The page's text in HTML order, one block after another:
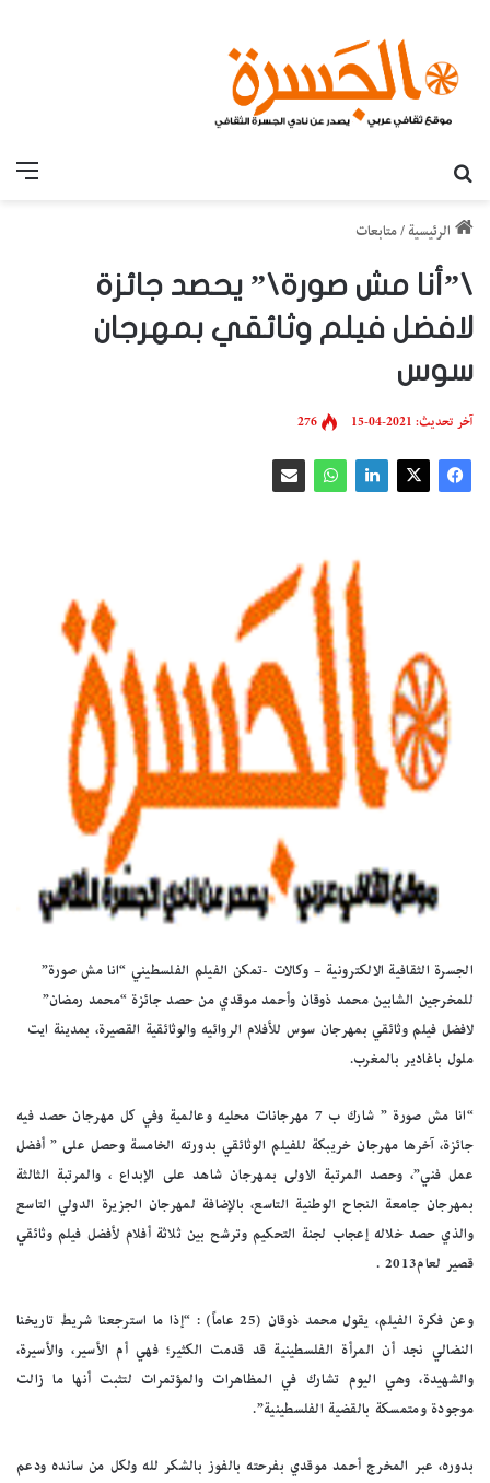
الرئيسية /متابعات
\”أنا مش صورة\” يحصد جائزة
لافضل فيلم وثائقي بمهرجان
سوس
آخر تحديث: 2021-04-15 276
الجسرة الثقافية الالكترونية – وكالات -تمكن الفيلم الفلسطيني “انا مش صورة”
للمخرجين الشابين محمد ذوقان وأحمد موقدي من حصد جائزة “محمد رمضان”
لافضل فيلم وثائقي بمهرجان سوس للأفلام الروائيه والوثائقية القصيرة، بمدينة ايت
ملول باغادير بالمغرب.
“انا مش صورة ” شارك ب 7 مهرجانات محليه وعالمية وفي كل مهرجان حصد فيه
جائزة، آخرها مهرجان خريبكة للفيلم الوثائقي بدورته الخامسة وحصل على ” أفضل
عمل فني”، وحصد المرتبة الاولى بمهرجان شاهد على الإبداع ، والمرتبة الثالثة
بمهرجان جامعة النجاح الوطنية التاسع، بالإضافة لمهرجان الجزيرة الدولي التاسع
والذي حصد خلاله إعجاب لجنة التحكيم وترشح بين ثلاثة أفلام لأفضل فيلم وثائقي
قصير لعام2013 .
وعن فكرة الفيلم، يقول محمد ذوقان (25 عاماً) : “إذا ما استرجعنا شريط تاريخنا
النضالي نجد أن المرأة الفلسطينية قد قدمت الكثير؛ فهي أم الأسير، والأسيرة،
والشهيدة، وهي اليوم تشارك في المظاهرات والمؤتمرات لتثبت أنها ما زالت
موجودة ومتمسكة بالقضية الفلسطينية”.
بدوره، عبر المخرج أحمد موقدي بفرحته بالفوز بالشكر لله ولكل من سانده ودعم